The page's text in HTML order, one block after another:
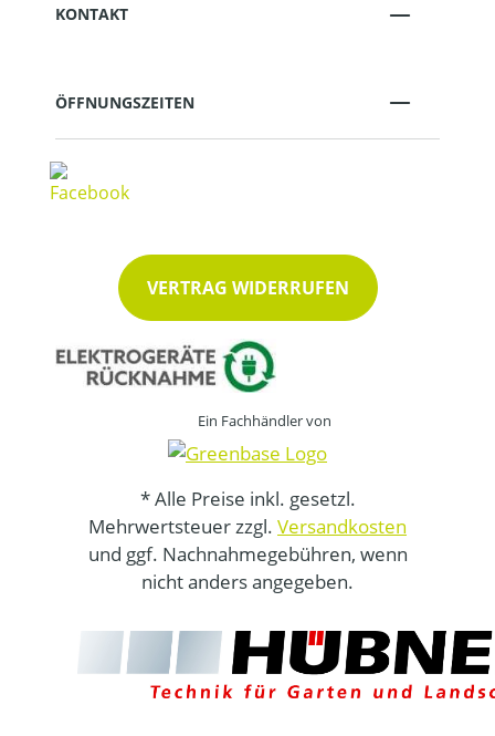
KONTAKT
ÖFFNUNGSZEITEN
VERTRAG WIDERRUFEN
Ein Fachhändler von
* Alle Preise inkl. gesetzl.
Mehrwertsteuer zzgl. Versandkosten
und ggf. Nachnahmegebühren, wenn
nicht anders angegeben.